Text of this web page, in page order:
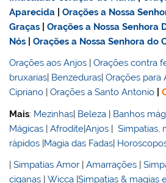
Aparecida |Orações a Nossa
Graças |Orações a Nossa Senhora
Nós |Orações a Nossa Senhora do
Orações aos Anjos |Orações contra
bruxarias| Benzeduras|Orações para
Cipriano |Orações a Santo Antonio |
Mais: Mezinhas| Beleza | Banhos
Mágicas |Afrodite|Anjos |Simpatias,
rápidos |Magia das Fadas|
|Simpatias Amor |Amarrações |
ciganas |Wicca |Simpatias & magias